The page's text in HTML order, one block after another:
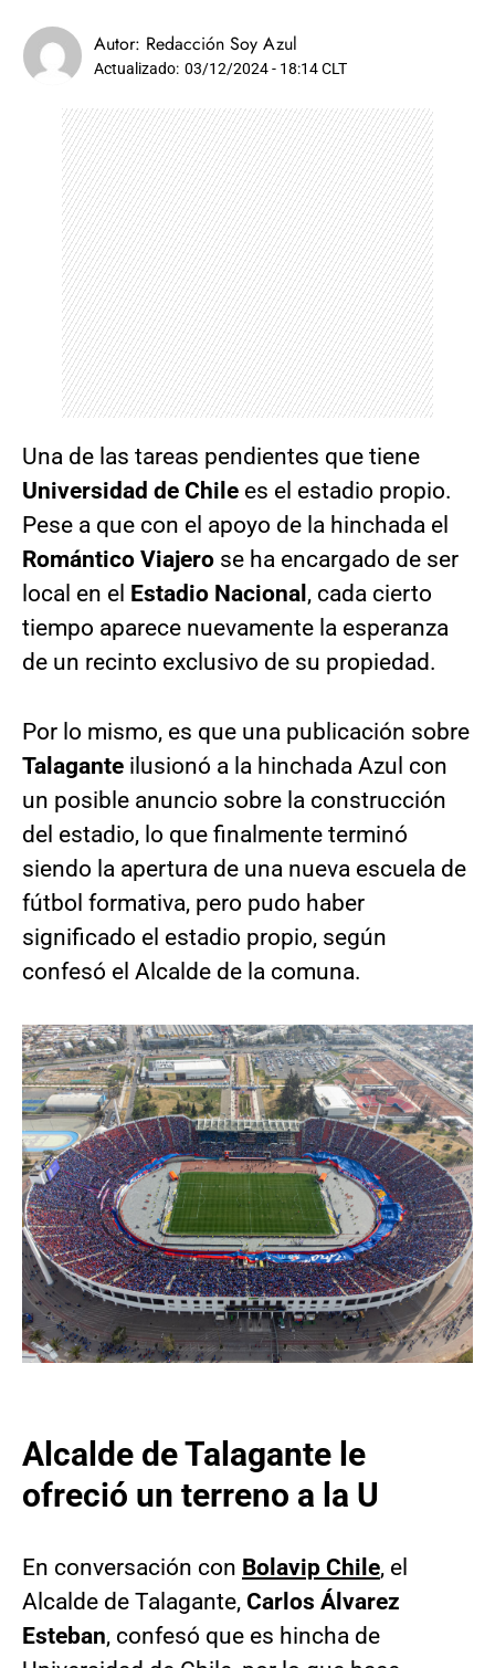
Autor: Redacción Soy Azul
Actualizado: 03/12/2024 - 18:14 CLT
Una de las tareas pendientes que tiene
Universidad de Chile es el estadio propio.
Pese a que con el apoyo de la hinchada el
Romántico Viajero se ha encargado de ser
local en el Estadio Nacional , cada cierto
tiempo aparece nuevamente la esperanza
de un recinto exclusivo de su propiedad.
Por lo mismo, es que una publicación sobre
Talagante ilusionó a la hinchada Azul con
un posible anuncio sobre la construcción
del estadio, lo que finalmente terminó
siendo la apertura de una nueva escuela de
fútbol formativa, pero pudo haber
significado el estadio propio, según
confesó el Alcalde de la comuna.
Alcalde de Talagante le
ofreció un terreno a la U
En conversación con Bolavip Chile, el
Alcalde de Talagante, Carlos Álvarez
Esteban, confesó que es hincha de